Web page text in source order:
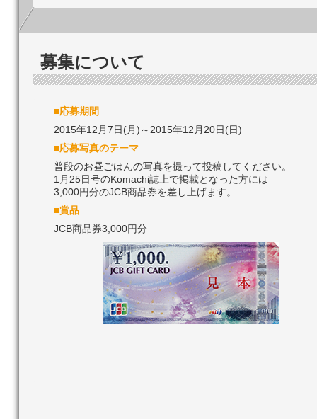
募集について
■応募期間
2015年12月7日(月)～2015年12月20日(日)
■応募写真のテーマ
普段のお昼ごはんの写真を撮って投稿してください。
1月25日号のKomachi誌上で掲載となった方には
3,000円分のJCB商品券を差し上げます。
■賞品
JCB商品券3,000円分